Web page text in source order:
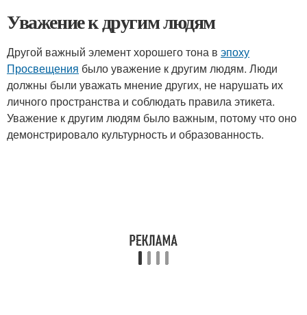
Уважение к другим людям
Другой важный элемент хорошего тона в эпоху
Просвещения было уважение к другим людям. Люди
должны были уважать мнение других, не нарушать их
личного пространства и соблюдать правила этикета.
Уважение к другим людям было важным, потому что оно
демонстрировало культурность и образованность.